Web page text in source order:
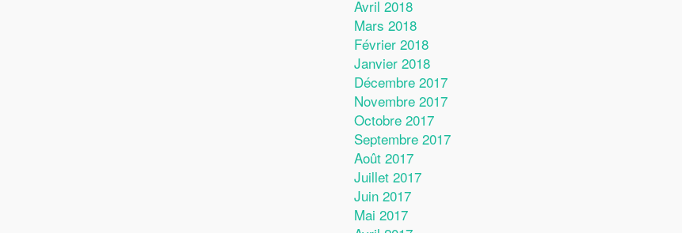
Avril 2018
Mars 2018
Février 2018
Janvier 2018
Décembre 2017
Novembre 2017
Octobre 2017
Septembre 2017
Août 2017
Juillet 2017
Juin 2017
Mai 2017